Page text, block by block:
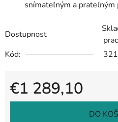
snímateľným a prateľným
Dostupnosť
Kód:
€1 289,10
Jednotková cena:
DO